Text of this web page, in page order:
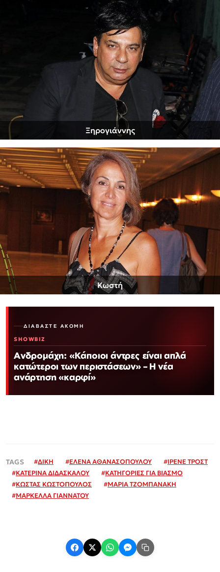
Ξηρογιάννης
Κωστή
ΔΙΑΒΆΣΤΕ ΑΚΌΜΗ
SHOWBIZ
Ανδρομάχη: «Κάποιοι άντρες είναι απλά
κατώτεροι των περιστάσεων» – Η νέα
ανάρτηση «καρφί»
#ΔΙΚΗ #ΕΛΕΝΑ ΑΘΑΝΑΣΟΠΟΥΛΟΥ #ΙΡΕΝΕ ΤΡΟΣΤ
#ΚΑΤΕΡΙΝΑ ΔΙΔΑΣΚΑΛΟΥ #ΚΑΤΗΓΟΡΙΕΣ ΓΙΑ ΒΙΑΣΜΟ
#ΚΩΣΤΑΣ ΚΩΣΤΟΠΟΥΛΟΣ #ΜΑΡΙΑ ΤΖΟΜΠΑΝΑΚΗ
#ΜΑΡΚΕΛΛΑ ΓΙΑΝΝΑΤΟΥ